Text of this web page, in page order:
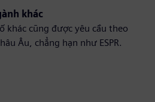
khác
khác cũng được yêu cầu theo
Âu, chẳng hạn như ESPR.